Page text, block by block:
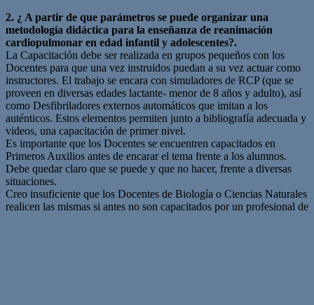
2. ¿ A partir de que parámetros se puede organizar una
metodología didáctica para la enseñanza de reanimación
cardiopulmonar en edad infantil y adolescentes?.
La Capacitación debe ser realizada en grupos pequeños con los
Docentes para que una vez instruidos puedan a su vez actuar como
instructores. El trabajo se encara con simuladores de RCP (que se
proveen en diversas edades lactante- menor de 8 años y adulto), así
como Desfibriladores externos automáticos que imitan a los
auténticos. Estos elementos permiten junto a bibliografía adecuada y
videos, una capacitación de primer nivel.
Es importante que los Docentes se encuentren capacitados en
Primeros Auxilios antes de encarar el tema frente a los alumnos.
Debe quedar claro que se puede y que no hacer, frente a diversas
situaciones.
Creo insuficiente que los Docentes de Biología o Ciencias Naturales
realicen las mismas si antes no son capacitados por un profesional de